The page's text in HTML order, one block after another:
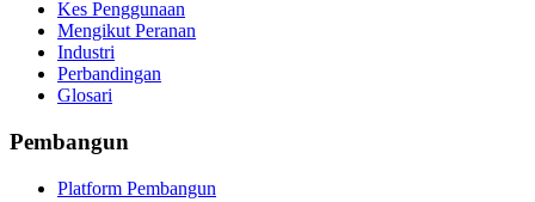
Kes Penggunaan
Mengikut Peranan
Industri
Perbandingan
Glosari
Pembangun
Platform Pembangun